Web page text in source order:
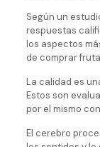
Según un
respuestas
los aspectos
de comprar
La calidad es
Estos son
por el mismo
El cerebro